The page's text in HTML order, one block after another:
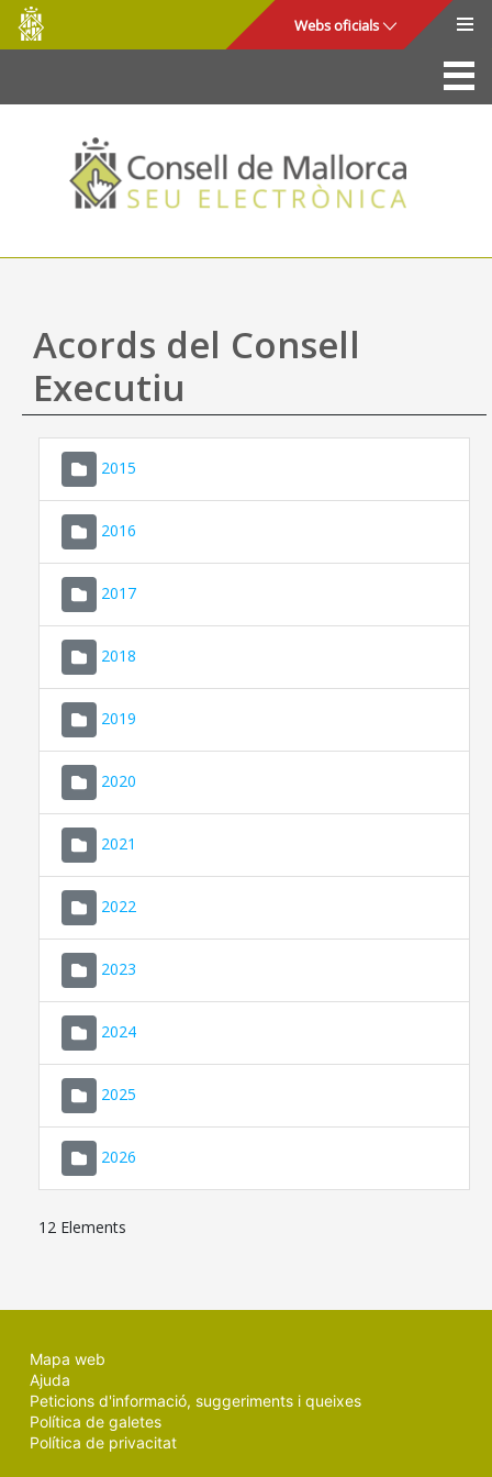
Salta al contingut principal
Consell
de
Mallorca
Webs oficials
La Seu
Consell de Mallorca
Accés i seguretat
Utilitats
Ajuda
Acords del Consell
Executiu
2015
2016
2017
2018
2019
2020
2021
2022
2023
2024
2025
2026
12 Elements
Mapa web
Ajuda
Peticions d'informació, suggeriments i queixes
Política de galetes
Política de privacitat